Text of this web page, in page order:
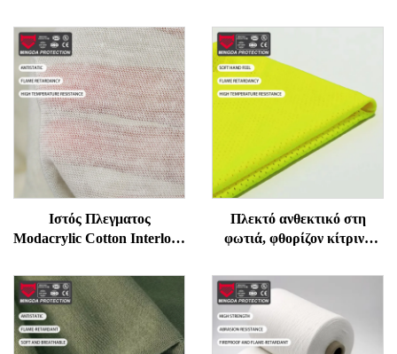
Ιστός Πλεγματος
Modacrylic Cotton Interlock
Ενδυματολόγιο Εργασίας
Πλεκτό ανθεκτικό στη
φωτιά, φθορίζον κίτρινο
Modacrylic